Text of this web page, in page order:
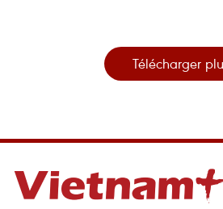
Télécharger